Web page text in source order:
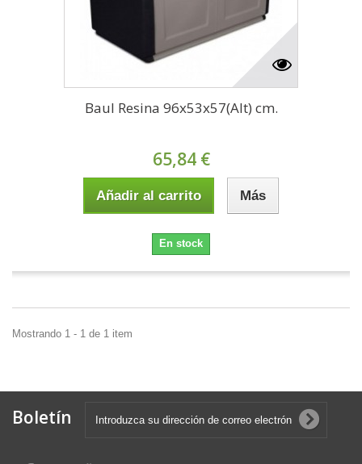
Baul Resina 96x53x57(Alt) cm.
65,84 €
Añadir al carrito Más
En stock
Mostrando 1 - 1 de 1 item
Boletín